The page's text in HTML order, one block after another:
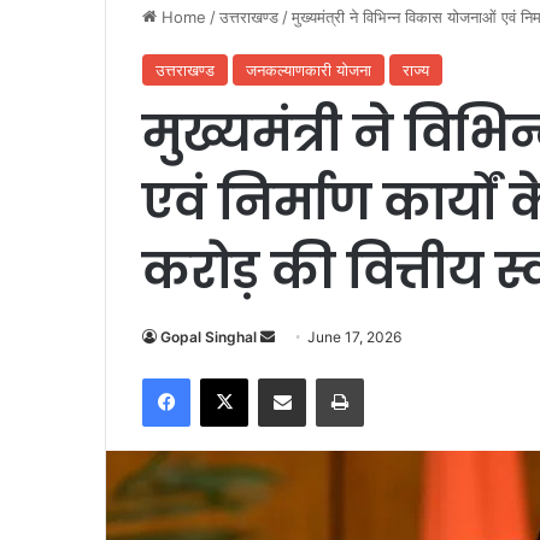
Home /उत्तराखण्ड /मुख्यमंत्री ने विभिन्न विकास योजनाओं एवं
उत्तराखण्ड जनकल्याणकारी योजना राज्य
मुख्यमंत्री ने
एवं निर्माण कार्यों
करोड़ की वित्तीय
Gopal Singhal
n
d
a
June 17, 2026